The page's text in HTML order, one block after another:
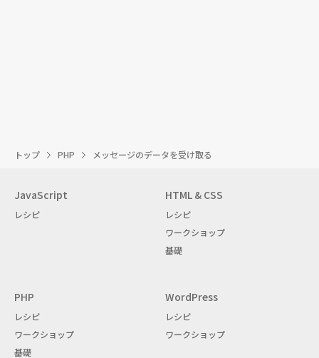
トップ PHP メッセージのデータを受け取る
JavaScript
レシピ
HTML & CSS
レシピ
ワークショップ
基礎
PHP
レシピ
ワークショップ
基礎
WordPress
レシピ
ワークショップ